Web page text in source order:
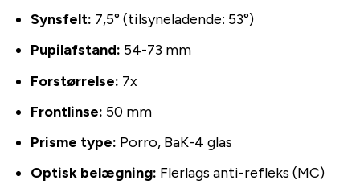
Synsfelt: 7,5° (tilsyneladende: 53°)
Pupilafstand: 54-73 mm
Forstørrelse: 7x
Frontlinse: 50 mm
Prisme type: Porro, BaK-4 glas
Optisk belægning: Flerlags anti-refleks (MC)